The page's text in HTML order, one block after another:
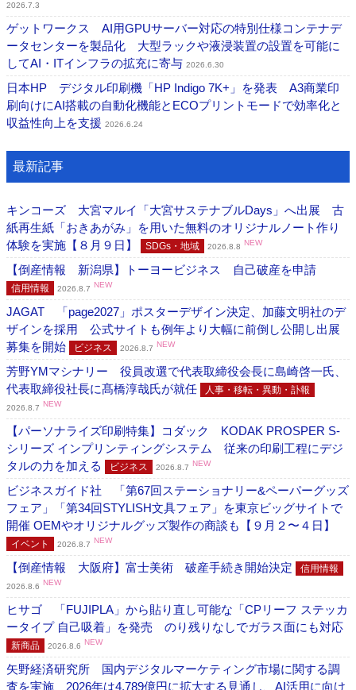
2026.7.3
ゲットワークス AI用GPUサーバー対応の特別仕様コンテナデ
ータセンターを製品化 大型ラックや液浸装置の設置を可能に
してAI・ITインフラの拡充に寄与 2026.6.30
日本HP デジタル印刷機「HP Indigo 7K+」を発表 A3商業印
刷向けにAI搭載の自動化機能とECOプリントモードで効率化と
収益性向上を支援 2026.6.24
最新記事
キンコーズ 大宮マルイ「大宮サステナブルDays」へ出展 古
紙再生紙「おきあがみ」を用いた無料のオリジナルノート作り
体験を実施【８月９日】
SDGs・地域 2026.8.8 NEW
【倒産情報 新潟県】トーヨービジネス 自己破産を申請
信用情報 2026.8.7 NEW
JAGAT 「page2027」ポスターデザイン決定、加藤文明社のデ
ザインを採用 公式サイトも例年より大幅に前倒し公開し出展
募集を開始
ビジネス 2026.8.7 NEW
芳野YMマシナリー 役員改選で代表取締役会長に島崎啓一氏、
代表取締役社長に髙橋淳哉氏が就任
人事・移転・異動・訃報
2026.8.7 NEW
【パーソナライズ印刷特集】コダック KODAK PROSPER S-
シリーズ インプリンティングシステム 従来の印刷工程にデジ
タルの力を加える
ビジネス 2026.8.7 NEW
ビジネスガイド社 「第67回ステーショナリー&ペーパーグッズ
フェア」「第34回STYLISH文具フェア」を東京ビッグサイトで
開催 OEMやオリジナルグッズ製作の商談も【９月２〜４日】
イベント 2026.8.7 NEW
【倒産情報 大阪府】富士美術 破産手続き開始決定 信用情報
2026.8.6 NEW
ヒサゴ 「FUJIPLA」から貼り直し可能な「CPリーフ ステッカ
ータイプ 自己吸着」を発売 のり残りなしでガラス面にも対応
新商品 2026.8.6 NEW
矢野経済研究所 国内デジタルマーケティング市場に関する調
査を実施 2026年は4,789億円に拡大する見通し、AI活用に向け